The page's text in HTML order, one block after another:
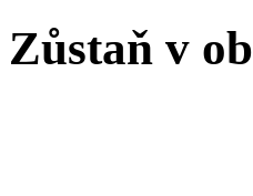
Zůstaň v